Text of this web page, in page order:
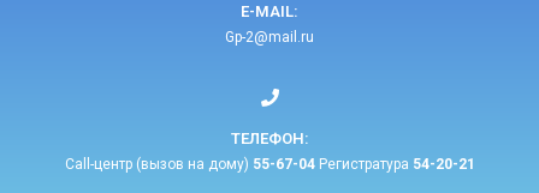
E-MAIL:​
Gp-2@mail.ru​
ТЕЛЕФОН:​
Call-центр (вызов на дому) 55-67-04Регистратура 54-20-21